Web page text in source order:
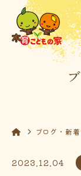
ブログ・新
2023.12.04